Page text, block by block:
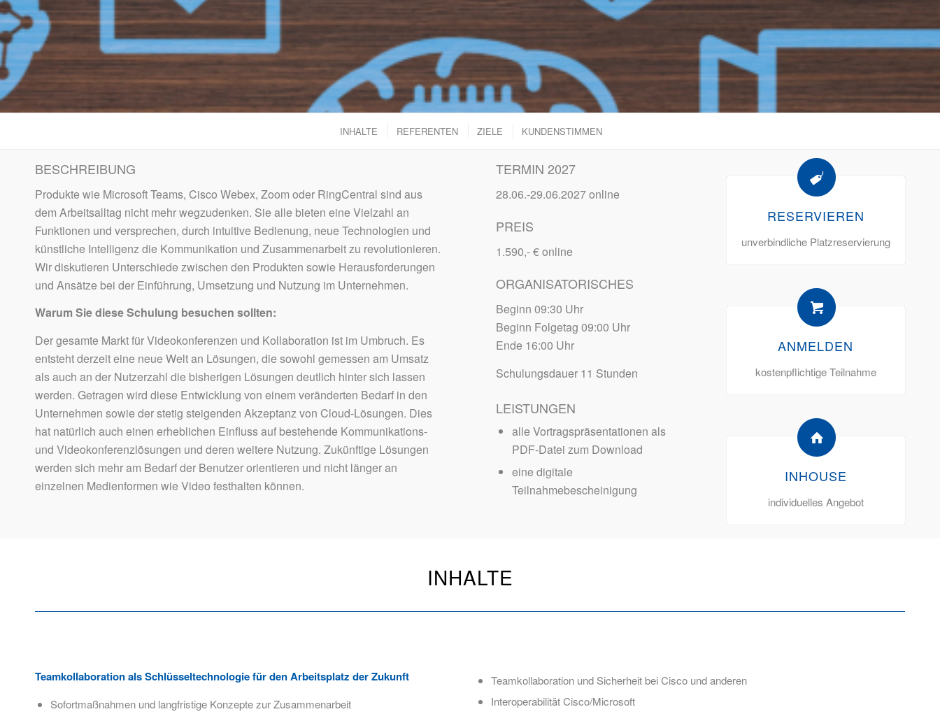
INHALTE REFERENTEN ZIELE KUNDENSTIMMEN
BESCHREIBUNG
Produkte wie Microsoft Teams, Cisco Webex, Zoom oder RingCentral sind aus
dem Arbeitsalltag nicht mehr wegzudenken. Sie alle bieten eine Vielzahl an
Funktionen und versprechen, durch intuitive Bedienung, neue Technologien und
künstliche Intelligenz die Kommunikation und Zusammenarbeit zu revolutionieren.
Wir diskutieren Unterschiede zwischen den Produkten sowie Herausforderungen
und Ansätze bei der Einführung, Umsetzung und Nutzung im Unternehmen.
Warum Sie diese Schulung besuchen sollten:
Der gesamte Markt für Videokonferenzen und Kollaboration ist im Umbruch. Es
entsteht derzeit eine neue Welt an Lösungen, die sowohl gemessen am Umsatz
als auch an der Nutzerzahl die bisherigen Lösungen deutlich hinter sich lassen
werden. Getragen wird diese Entwicklung von einem veränderten Bedarf in den
Unternehmen sowie der stetig steigenden Akzeptanz von Cloud-Lösungen. Dies
hat natürlich auch einen erheblichen Einfluss auf bestehende Kommunikations-
und Videokonferenzlösungen und deren weitere Nutzung. Zukünftige Lösungen
werden sich mehr am Bedarf der Benutzer orientieren und nicht länger an
einzelnen Medienformen wie Video festhalten können.
TERMIN 2027
28.06.-29.06.2027 online
PREIS
1.590,- € online
ORGANISATORISCHES
Beginn 09:30 Uhr
Beginn Folgetag 09:00 Uhr
Ende 16:00 Uhr
Schulungsdauer 11 Stunden
LEISTUNGEN
alle Vortragspräsentationen als
PDF-Datei zum Download
eine digitale
Teilnahmebescheinigung
RESERVIEREN
unverbindliche Platzreservierung
ANMELDEN
kostenpflichtige Teilnahme
INHOUSE
individuelles Angebot
INHALTE
Teamkollaboration als Schlüsseltechnologie für den Arbeitsplatz der Zukunft
Sofortmaßnahmen und langfristige Konzepte zur Zusammenarbeit
Teamkollaboration und Sicherheit bei Cisco und anderen
Interoperabilität Cisco/Microsoft